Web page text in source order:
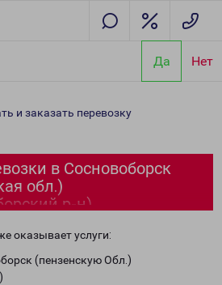
Да Нет
р-н)
и заказать перевозку
в Сосновоборск
обл.)
р-н)
оказывает услуги:
(пензенскую Обл.)